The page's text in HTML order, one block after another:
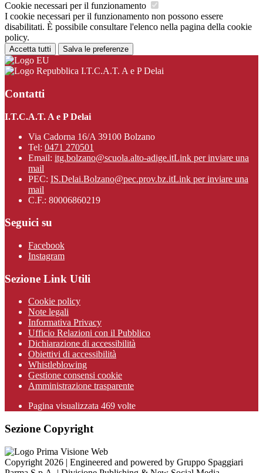
Cookie necessari per il funzionamento
I cookie necessari per il funzionamento non possono essere
disabilitati. È possibile consultare l'elenco nella pagina della cookie
policy.
Accetta tutti Salva le preferenze
I.T.C.A.T. A e P Delai
Contatti
I.T.C.A.T. A e P Delai
Via Cadorna 16/A 39100 Bolzano
Tel: 0471 270501
Email: itg.bolzano@scuola.alto-adige.itLink per inviare una
mail
PEC: IS.Delai.Bolzano@pec.prov.bz.itLink per inviare una
mail
C.F.: 80006860219
Seguici su
Facebook
Instagram
Sezione Link Utili
Cookie policy
Note legali
Informativa Privacy
Ufficio Relazioni con il Pubblico
Dichiarazione di accessibilità
Obiettivi di accessibilità
Whistleblowing
Gestione consensi cookie
Amministrazione trasparente
Pagina visualizzata 469 volte
Sezione Copyright
Copyright 2026 | Engineered and powered by Gruppo Spaggiari